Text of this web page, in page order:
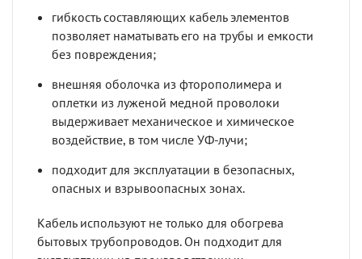
гибкость составляющих кабель элементов
позволяет наматывать его на трубы и емкости
без повреждения;
внешняя оболочка из фторополимера и
оплетки из луженой медной проволоки
выдерживает механическое и химическое
воздействие, в том числе УФ-лучи;
подходит для эксплуатации в безопасных,
опасных и взрывоопасных зонах.
Кабель используют не только для обогрева
бытовых трубопроводов. Он подходит для